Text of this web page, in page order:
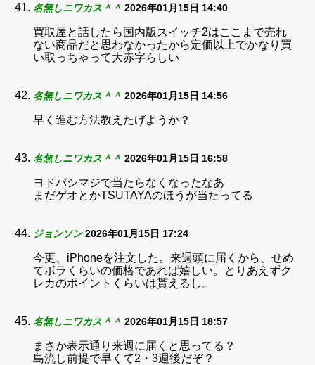
名無しニワカス＾＾ 2026年01月15日 14:40
買取屋と話したら国内版スイッチ2はここまで売れ
ない商品だと思わなかったから定価以上でかなり買
い取っちゃって大赤字らしい
名無しニワカス＾＾ 2026年01月15日 14:56
早く進む方法教えたげようか？
名無しニワカス＾＾ 2026年01月15日 16:58
ヨドバシマジで当たらなくなったなあ
まだゲオとかTSUTAYAのほうが当たってる
ジョンソン 2026年01月15日 17:24
今更、iPhoneを注文した。来週頭に届くから、せめ
てボラくらいの価格であれば嬉しい。とりあえずク
レカのポイントくらいは貰えるし。
名無しニワカス＾＾ 2026年01月15日 18:57
まさか表示通り来週に届くと思ってる？
島流し前提で早くて2・3週後だぞ？